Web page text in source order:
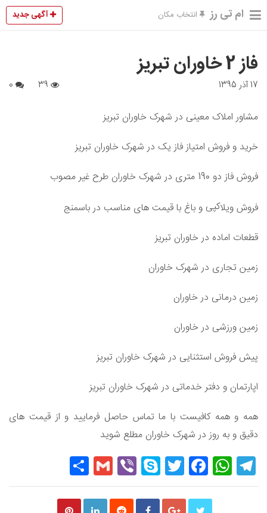
ام تی رز انتخاب مکان آگهی جدید
فاز 2 خاوران تبریز
17 آذر 1395
مشاور املاک معینی در شهرک خاوران تبریز
خرید و فروش امتیاز فاز یک در شهرک خاوران تبریز
فروش فاز دو 190 متری در شهرک خاوران طرح غیر مصوب
فروش ویلاکپی و باغ با قیمت های مناسب در باسمنج
قطعات اماده در خاوران تبریز
زمین تجاری در شهرک خاوران
زمین درمانی در خاوران
زمین ورزشی در خاوران
پیش فروش استثنایی در شهرک خاوران تبریز
اپارتمان و دفتر خدماتی در شهرک خاوران تبریز
همه و همه کافیست با ما تماس حاصل فرمایید و از قیمت های
دقیق و به روز در شهرک خاوران مطلع شوید
Telegram
WhatsApp
Facebook
Twitter
Skype
Viber
Gmail